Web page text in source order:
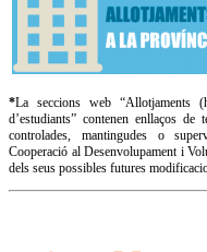
*La seccions web “Allotjaments
d’estudiants” contenen enllaços
controlades, mantingudes o
Cooperació al Desenvolupament i
dels seus possibles futures